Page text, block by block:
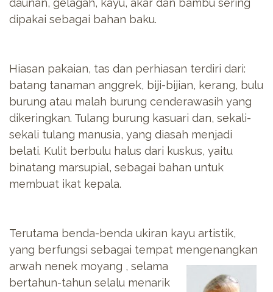
daunan, gelagah, kayu, akar dan bambu sering
dipakai sebagai bahan baku.
Hiasan pakaian, tas dan perhiasan terdiri dari:
batang tanaman anggrek, biji-bijian, kerang, bulu
burung atau malah burung cenderawasih yang
dikeringkan. Tulang burung kasuari dan, sekali-
sekali tulang manusia, yang diasah menjadi
belati. Kulit berbulu halus dari kuskus, yaitu
binatang marsupial, sebagai bahan untuk
membuat ikat kepala.
Terutama benda-benda ukiran kayu artistik,
yang berfungsi sebagai tempat mengenangkan
arwah nenek moyang , selama
bertahun-tahun selalu menarik